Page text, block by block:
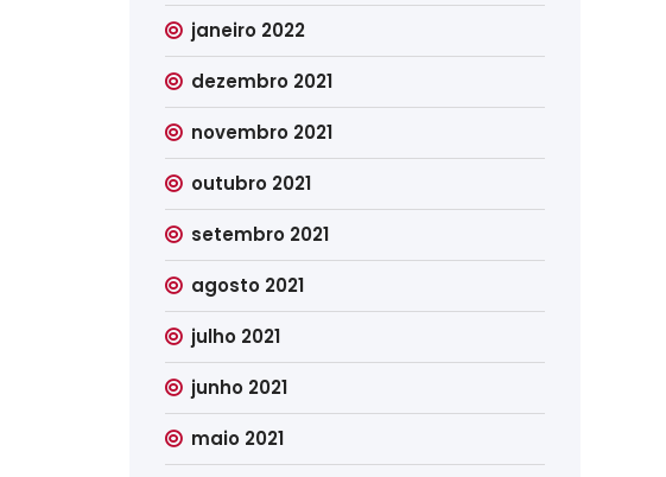
janeiro 2022
dezembro 2021
novembro 2021
outubro 2021
setembro 2021
agosto 2021
julho 2021
junho 2021
maio 2021